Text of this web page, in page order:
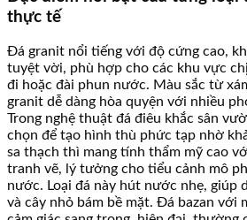
thực tế
Đá granit nổi tiếng với độ cứng cao,
tuyệt vời, phù hợp cho các khu vực
đi hoặc đài phun nước. Màu sắc từ
granit dễ dàng hòa quyện với nhiều
Trong nghệ thuật đá điêu khắc sân
chọn để tạo hình thù phức tạp nhờ
sa thạch thì mang tính thẩm mỹ cao
tranh vẽ, lý tưởng cho tiểu cảnh mô
nước. Loại đá này hút nước nhẹ, giúp
và cây nhỏ bám bề mặt. Đá bazan với